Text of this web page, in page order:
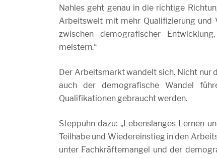
Nahles geht genau in die richtige
Arbeitswelt mit mehr Qualifizierung und
zwischen demografischer
meistern.“
Der Arbeitsmarkt wandelt sich. Nicht nur
auch der demografische Wandel
Qualifikationen gebraucht werden.
Steppuhn dazu: „Lebenslanges Lernen
Teilhabe und Wiedereinstieg in den
unter Fachkräftemangel und der